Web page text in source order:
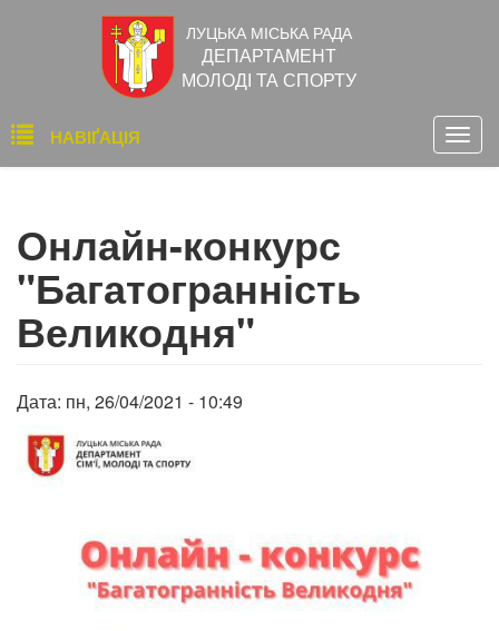
ЛУЦЬКА МІСЬКА РАДА
ДЕПАРТАМЕНТ
МОЛОДІ ТА СПОРТУ
Основна
навіґація
НАВІҐАЦІЯ
Онлайн-конкурс
"Багатогранність
Великодня"
Дата: пн, 26/04/2021 - 10:49